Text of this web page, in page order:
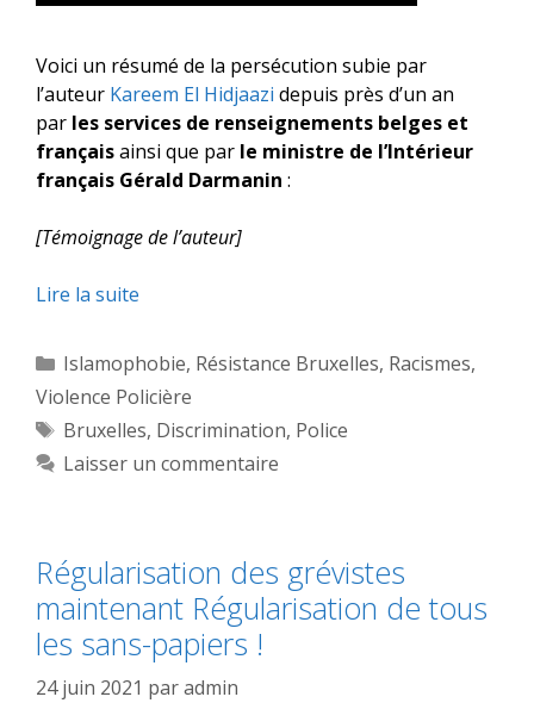
Voici un résumé de la persécution subie par
l’auteur Kareem El Hidjaazi depuis près d’un an
par les services de renseignements belges et
françaisainsi que par le ministre de l’Intérieur
français Gérald Darmanin :
[Témoignage de l’auteur]
Lire la suite
Catégories
Islamophobie, Résistance Bruxelles, Racismes,
Violence Policière
Étiquettes
Bruxelles, Discrimination, Police
Laisser un commentaire
Régularisation des grévistes
maintenant Régularisation de tous
les sans-papiers !
24 juin 2021 paradmin